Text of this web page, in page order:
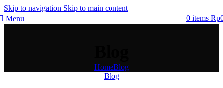
Skip to navigation Skip to main content
Menu
0 items Rp
HomeBlog
Blog